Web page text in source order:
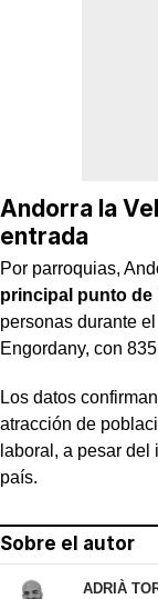
Andorra la
entrada
Por parroquias,
principal punto de
personas durante
Engordany, con
Los datos
atracción de
laboral, a pesar
país.
Sobre el autor
ADRIÀ